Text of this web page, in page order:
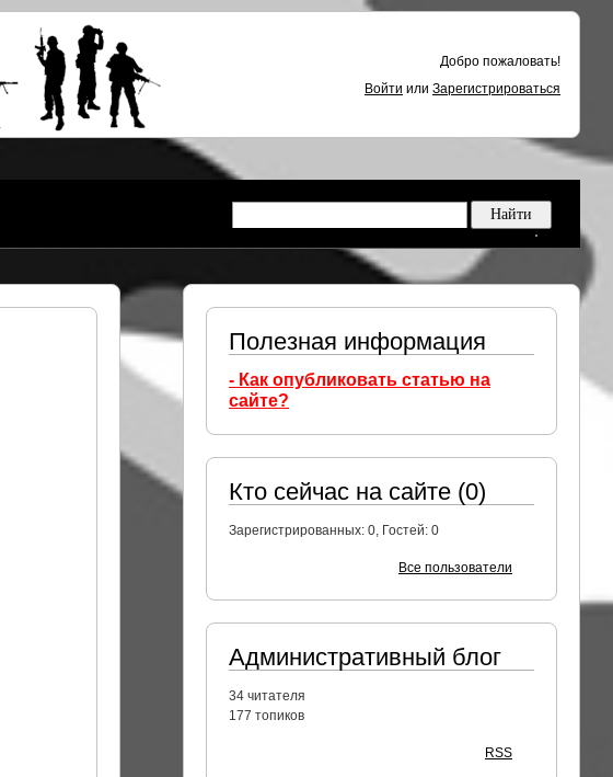
Добро пожаловать!
Войти или Зарегистрироваться
Полезная информация
- Как опубликовать статью на
сайте?
Кто сейчас на сайте (0)
Зарегистрированных: 0, Гостей: 0
Все пользователи
Административный блог
34 читателя
177 топиков
RSS